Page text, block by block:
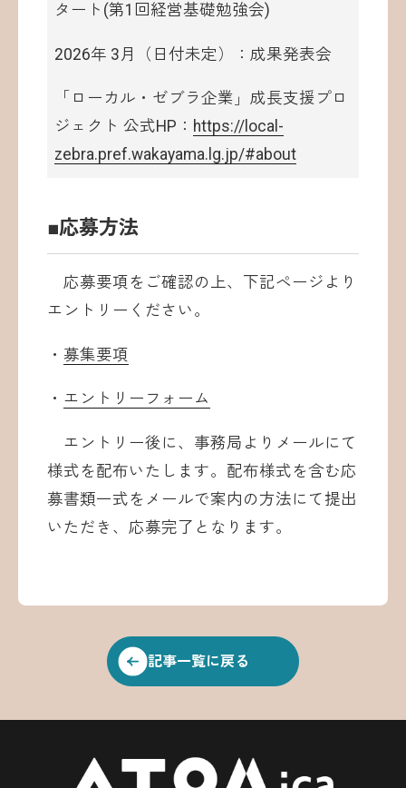
タート(第1回経営基礎勉強会)
2026年 3月（日付未定）：成果発表会
「ローカル・ゼブラ企業」成長支援プロ
ジェクト 公式HP： https://local-
zebra.pref.wakayama.lg.jp/#about
■応募方法
応募要項をご確認の上、下記ページより
エントリーください。
・募集要項
・ エントリーフォーム
エントリー後に、事務局よりメールにて
様式を配布いたします。配布様式を含む応
募書類一式をメールで案内の方法にて提出
いただき、応募完了となります。
記事一覧に戻る